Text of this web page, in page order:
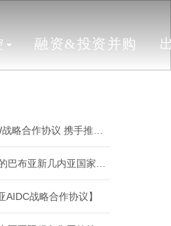
融资&投资并购
AIDC战略合作协议】